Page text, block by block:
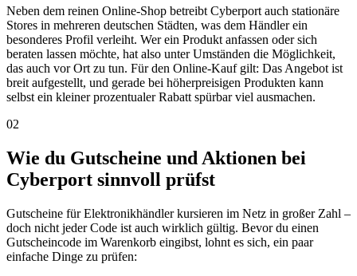
Neben dem reinen Online-Shop betreibt Cyberport auch stationäre
Stores in mehreren deutschen Städten, was dem Händler ein
besonderes Profil verleiht. Wer ein Produkt anfassen oder sich
beraten lassen möchte, hat also unter Umständen die Möglichkeit,
das auch vor Ort zu tun. Für den Online-Kauf gilt: Das Angebot ist
breit aufgestellt, und gerade bei höherpreisigen Produkten kann
selbst ein kleiner prozentualer Rabatt spürbar viel ausmachen.
02
Wie du Gutscheine und Aktionen bei
Cyberport sinnvoll prüfst
Gutscheine für Elektronikhändler kursieren im Netz in großer Zahl –
doch nicht jeder Code ist auch wirklich gültig. Bevor du einen
Gutscheincode im Warenkorb eingibst, lohnt es sich, ein paar
einfache Dinge zu prüfen: